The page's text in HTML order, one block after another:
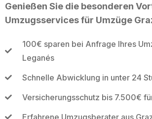
Genießen Sie die besonderen
Umzugsservices für Umzüge
100€ sparen bei Anfrage Ihres
Leganés
Schnelle Abwicklung in unter 24
Versicherungsschutz bis 7.500€
Erfahrene Umzugsberater aus